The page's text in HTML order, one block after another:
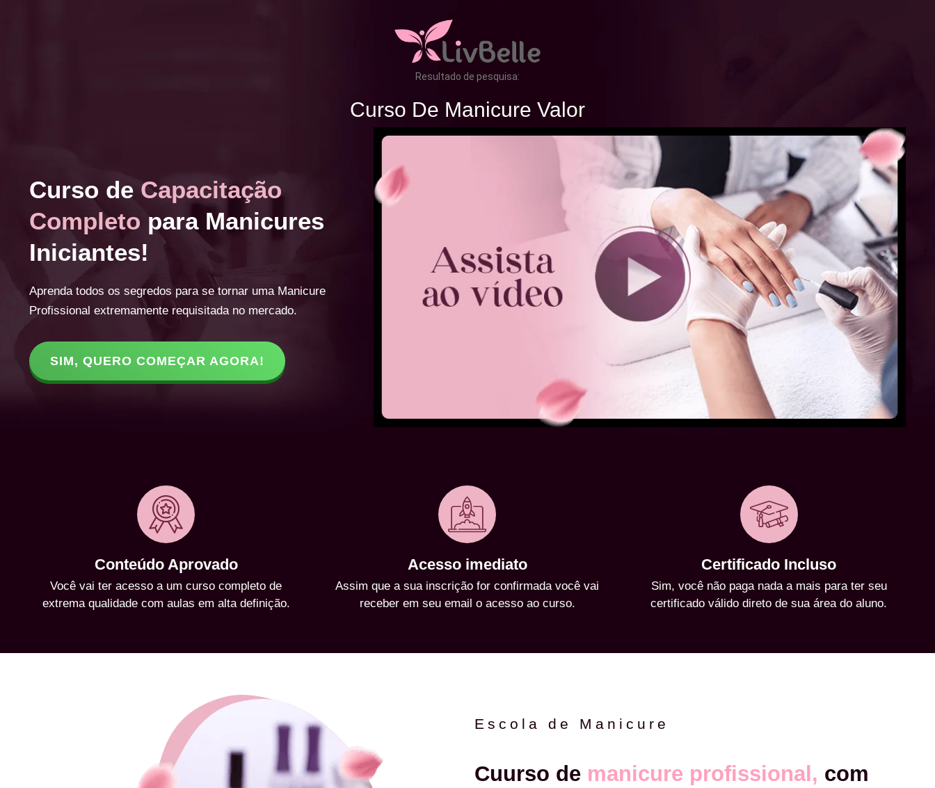
Resultado de pesquisa:
Curso De Manicure Valor
Curso de Capacitação
Completo para Manicures
Iniciantes!
Aprenda todos os segredos para se tornar uma Manicure
Profissional extremamente requisitada no mercado.
SIM, QUERO COMEÇAR AGORA!
Conteúdo Aprovado
Você vai ter acesso a um curso completo de
extrema qualidade com aulas em alta definição.
Acesso imediato
Assim que a sua inscrição for confirmada você vai
receber em seu email o acesso ao curso.
Certificado Incluso
Sim, você não paga nada a mais para ter seu
certificado válido direto de sua área do aluno.
Escola de Manicure
Cuurso de manicure profissional, com